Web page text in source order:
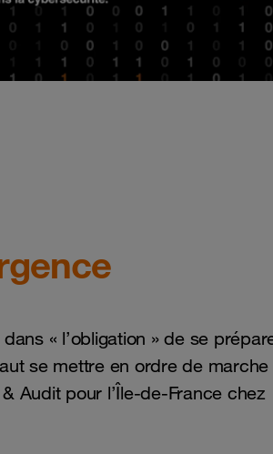
« l’obligation » de se
se mettre en ordre de
Audit pour l’Île-de-France chez